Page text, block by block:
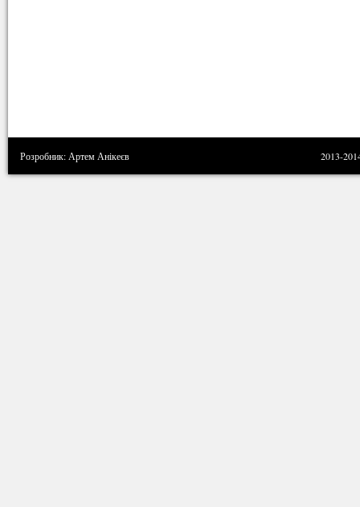
Розробник: Артем Анікеєв 2013-